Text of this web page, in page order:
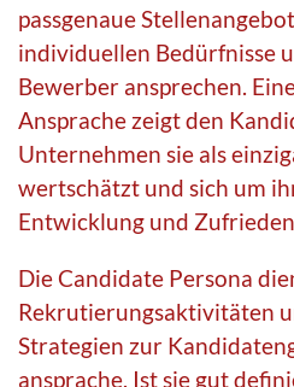
passgenaue
individuellen Bedürfnisse
Bewerber ansprechen.
Ansprache zeigt den
Unternehmen sie als
wertschätzt und sich um
Entwicklung und
Die Candidate Persona
Rekrutierungsaktivitäten
Strategien zur
ansprache. Ist sie gut